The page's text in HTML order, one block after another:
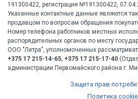
191300422, регистрация №191300422,
Указанные контактные данные являются
продавцом по вопросам обращения
Номер телефона работников местных
распорядительных органов по месту
ООО "Летра", уполномоченных
+375 17 215-14-65, +375 17 215-17-40
администрации Первомайского района г.
Защита прав
Политика cookie